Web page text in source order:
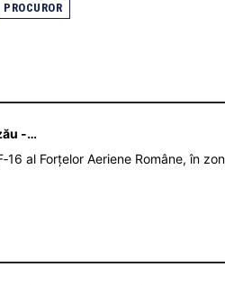
PROCUROR
-…
al Forțelor Aeriene Române, în